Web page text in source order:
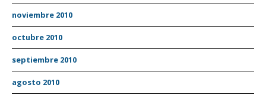
noviembre 2010
octubre 2010
septiembre 2010
agosto 2010